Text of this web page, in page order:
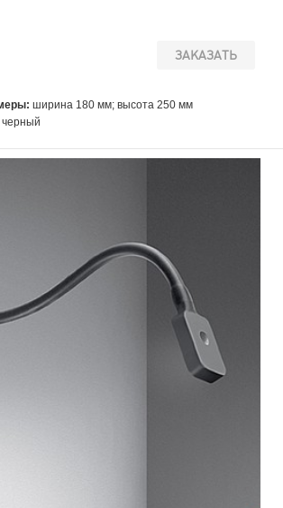
ЗАКАЗАТЬ
ширина 180 мм; высота 250 мм